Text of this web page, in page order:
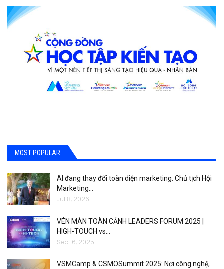
MOST POPULAR
AI đang thay đổi toàn diện marketing. Chủ tịch Hội
Marketing…
Jul 8, 2026
VÉN MÀN TOÀN CẢNH LEADERS FORUM 2025 |
HIGH-TOUCH vs…
Sep 16, 2025
VSMCamp & CSMOSummit 2025: Nơi công nghệ,